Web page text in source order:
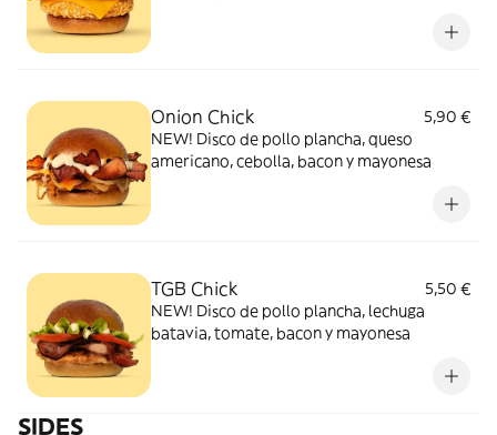
Onion Chick
5,90 €
NEW! Disco de pollo plancha, queso
americano, cebolla, bacon y mayonesa
TGB Chick
5,50 €
NEW! Disco de pollo plancha, lechuga
batavia, tomate, bacon y mayonesa
SIDES